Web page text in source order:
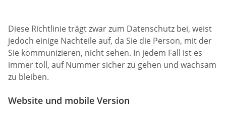
Diese Richtlinie trägt zwar zum Datenschutz bei, weist
jedoch einige Nachteile auf, da Sie die Person, mit der
Sie kommunizieren, nicht sehen. In jedem Fall ist es
immer toll, auf Nummer sicher zu gehen und wachsam
zu bleiben.
Website und mobile Version